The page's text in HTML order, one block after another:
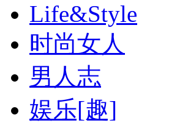
Life&Style
时尚女人
男人志
娱乐[趣]